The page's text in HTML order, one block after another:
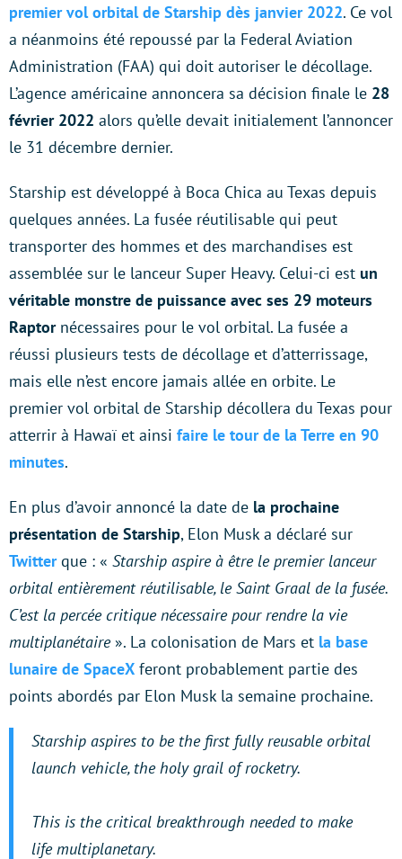
premier vol orbital de Starship dès janvier 2022. Ce vol
a néanmoins été repoussé par la Federal Aviation
Administration (FAA) qui doit autoriser le décollage.
L’agence américaine annoncera sa décision finale le 28
février 2022 alors qu’elle devait initialement l’annoncer
le 31 décembre dernier.
Starship est développé à Boca Chica au Texas depuis
quelques années. La fusée réutilisable qui peut
transporter des hommes et des marchandises est
assemblée sur le lanceur Super Heavy. Celui-ci est un
véritable monstre de puissance avec ses 29 moteurs
Raptornécessaires pour le vol orbital. La fusée a
réussi plusieurs tests de décollage et d’atterrissage,
mais elle n’est encore jamais allée en orbite. Le
premier vol orbital de Starship décollera du Texas pour
atterrir à Hawaï et ainsi faire le tour de la Terre en 90
minutes.
En plus d’avoir annoncé la date de la prochaine
présentation de Starship, Elon Musk a déclaré sur
Twitterque : « Starship aspire à être le premier lanceur
orbital entièrement réutilisable, le Saint Graal de la fusée.
C’est la percée critique nécessaire pour rendre la vie
multiplanétaire». La colonisation de Mars et la base
lunaire de SpaceX feront probablement partie des
points abordés par Elon Musk la semaine prochaine.
Starship aspires to be the first fully reusable orbital
launch vehicle, the holy grail of rocketry.
This is the critical breakthrough needed to make
life multiplanetary.